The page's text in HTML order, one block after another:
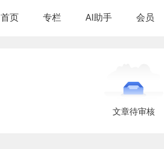
首页 专栏 AI助手 会员
文章待审核